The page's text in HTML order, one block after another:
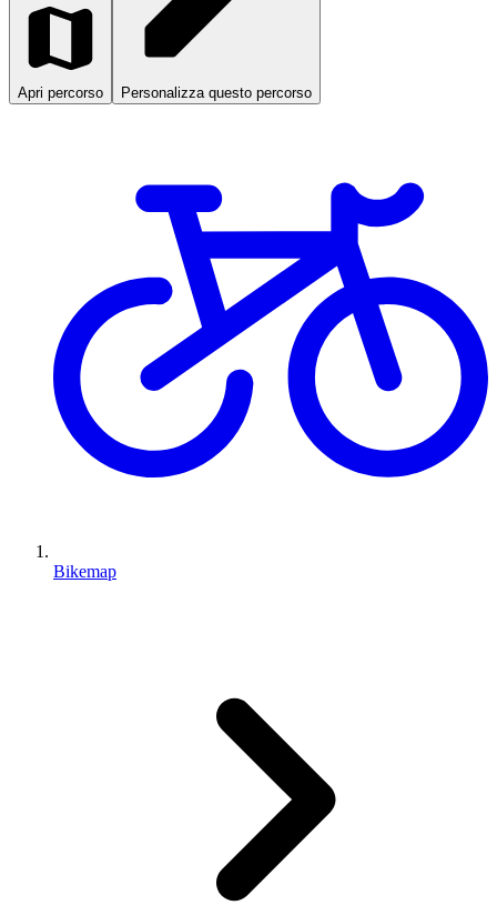
Apri percorso Personalizza questo percorso
Bikemap